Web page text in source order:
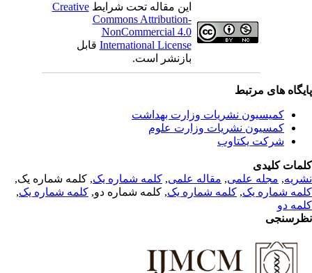
این مقاله تحت شرایطCreative
Commons Attribution-
NonCommercial 4.0
International Licenseقابل
بازنشر است.
های مرتبط
کمیسیون نشریات وزارت بهداشت
کمسیون نشریات وزارت علوم
شرکت یکتاوب
کلیدی
,مجله علمی, مقاله علمی, کلمه شماره یک, کلمه شماره یک,
شماره یک,کلمه شماره یک, کلمه شماره دو,کلمه شماره یک,
دو